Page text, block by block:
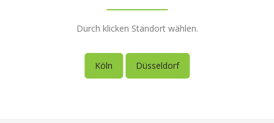
Durch klicken Standort wählen.
Köln Düsseldorf